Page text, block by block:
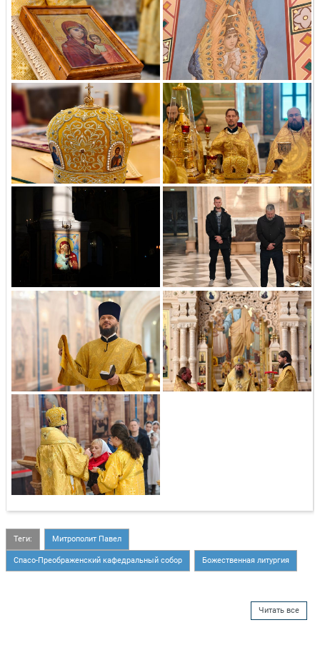
Теги: Митрополит Павел
Спасо-Преображенский кафедральный собор Божественная литургия
Читать все